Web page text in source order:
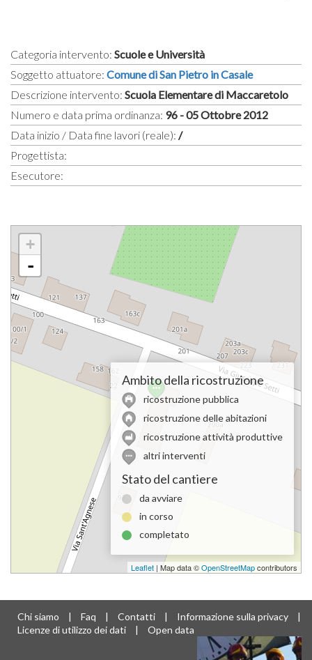
Categoria intervento: Scuole e Università
Soggetto attuatore: Comune di San Pietro in Casale
Descrizione intervento: Scuola Elementare di Maccaretolo
Numero e data prima ordinanza: 96 - 05 Ottobre 2012
Data inizio / Data fine lavori (reale): /
Progettista:
Esecutore:
+
-
Ambito della ricostruzione
ricostruzione pubblica
ricostruzione delle abitazioni
ricostruzione attività produttive
altri interventi
Stato del cantiere
da avviare
in corso
completato
Leaflet | Map data ©OpenStreetMapcontributors
Chi siamo | Faq | Contatti | Informazione sulla privacy
|
Licenze di utilizzo dei dati
| Open data